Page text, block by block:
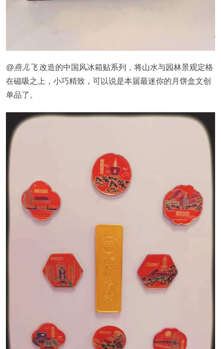
@燕儿飞 改造的中国风冰箱贴系列，将山水与园林景观定格
在磁吸之上，小巧精致，可以说是本届最迷你的月饼盒文创
单品了。